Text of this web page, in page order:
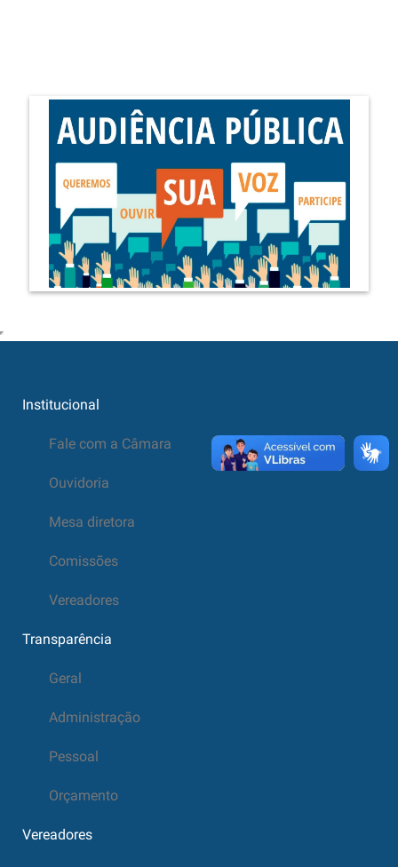
Institucional
Fale com a Câmara
Ouvidoria
Mesa diretora
Comissões
Vereadores
Transparência
Geral
Administração
Pessoal
Orçamento
Vereadores